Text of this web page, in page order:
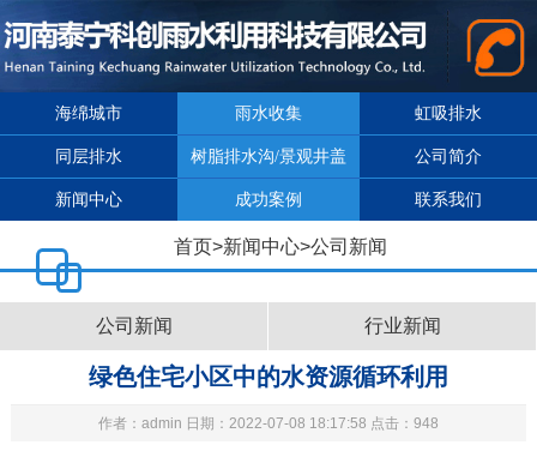
海绵城市 雨水收集 虹吸排水
同层排水 树脂排水沟/景观井盖 公司简介
新闻中心 成功案例 联系我们
首页>新闻中心>公司新闻
公司新闻 行业新闻
绿色住宅小区中的水资源循环利用
作者：admin 日期：2022-07-08 18:17:58 点击：948